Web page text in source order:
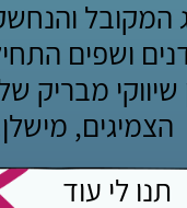
המקובל
ושפים
שיווקי מבריק
הצמיגים,
תנו לי עוד